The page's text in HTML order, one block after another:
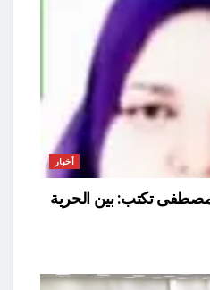
أخبار
تكتب: بين الحرية